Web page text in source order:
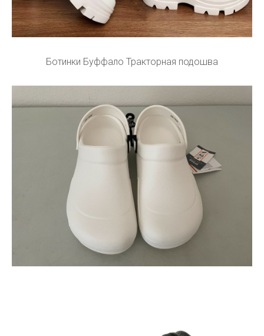
Ботинки Буффало Тракторная подошва